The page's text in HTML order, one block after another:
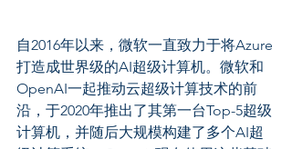
自2016年以来，微软一直致力于将Azure
打造成世界级的AI超级计算机。微软和
OpenAI一起推动云超级计算技术的前
沿，于2020年推出了其第一台Top-5超级
计算机，并随后大规模构建了多个AI超